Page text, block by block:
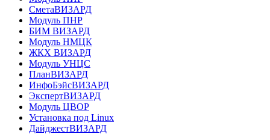
СметаВИЗАРД
Модуль ПНР
БИМ ВИЗАРД
Модуль НМЦК
ЖКХ ВИЗАРД
Модуль УНЦС
ПланВИЗАРД
ИнфоБэйсВИЗАРД
ЭкспертВИЗАРД
Модуль ЦВОР
Установка под Linux
ДайджестВИЗАРД